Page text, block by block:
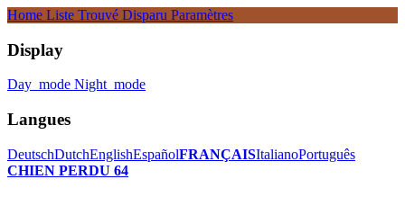
Home Liste Trouvé Disparu Paramètres
Display
Day_mode Night_mode
Langues
DeutschDutchEnglishEspañolFRANÇAISItalianoPortuguês
CHIEN PERDU 64